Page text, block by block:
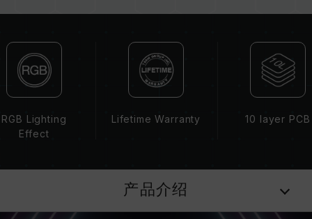
板、CPU 兼容性。
认频率（JEDEC 标准）运行，如 DDR4-
2133/2400 (或更低)。此为正常行为，并非产品
瑕疵。
XMP 2.0 需由使用者手动启用，部分主板可能无
超频行为（如启用 XMP 2.0 设定）属于非
请确认您的主板与处理器支持对应的超频技术
RGB Lighting
Effect
Lifetime Warranty 10 layer PCB
产品介绍